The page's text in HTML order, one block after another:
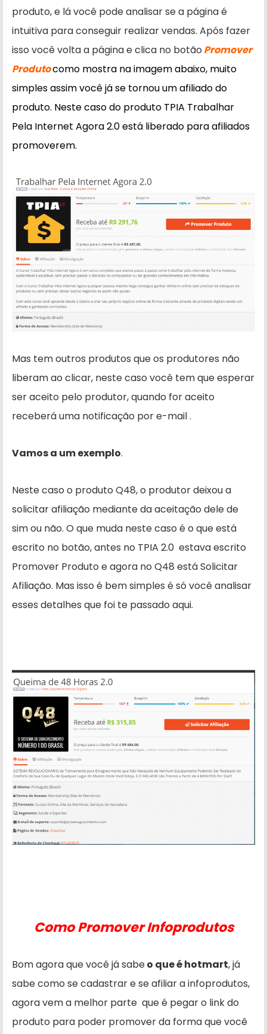
produto, e lá você pode analisar se a página é
intuitiva para conseguir realizar vendas. Após fazer
isso você volta a página e clica no botão Promover
Produtocomo mostra na imagem abaixo, muito
simples assim você já se tornou um afiliado do
produto. Neste caso do produto TPIA Trabalhar
Pela Internet Agora 2.0 está liberado para afiliados
promoverem.
Mas tem outros produtos que os produtores não
liberam ao clicar, neste caso você tem que esperar
ser aceito pelo produtor, quando for aceito
receberá uma notificação por e-mail .
Vamos a um exemplo.
Neste caso o produto Q48, o produtor deixou a
solicitar afiliação mediante da aceitação dele de
sim ou não. O que muda neste caso é o que está
escrito no botão, antes no TPIA 2.0 estava escrito
Promover Produto e agora no Q48 está Solicitar
Afiliação. Mas isso é bem simples é só você analisar
esses detalhes que foi te passado aqui.
Como Promover Infoprodutos
Bom agora que você já sabeo que é hotmart, já
sabe como se cadastrar e se afiliar a infoprodutos,
agora vem a melhor parte que é pegar o link do
produto para poder promover da forma que você